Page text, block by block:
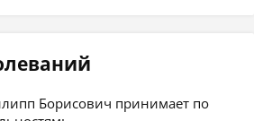
Борисович принимает по